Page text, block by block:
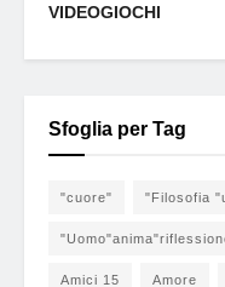
VIDEOGIOCHI
Sfoglia per Tag
"cuore" "Filosofia
Amici 15 Amore